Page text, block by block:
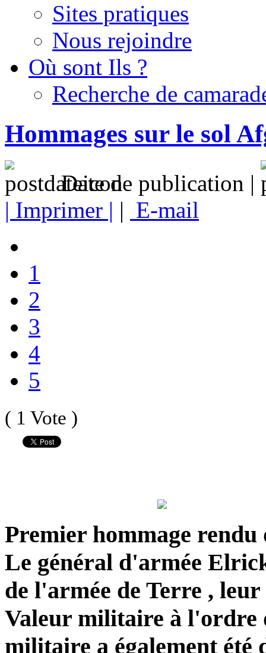
Sites pratiques
Nous rejoindre
Où sont Ils ?
Recherche de
Hommages sur le sol
Date de publication |
| Imprimer | | E-mail
1
2
3
4
5
( 1 Vote )
Premier hommage
Le général d'armée
de l'armée de Terre ,
Valeur militaire à l'ordre
militaire a également été